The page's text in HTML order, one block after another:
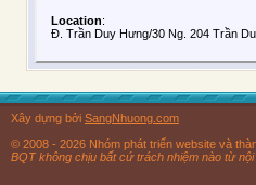
Location:
Đ. Trần Duy Hưng/30 Ng. 204 Trần
Xây dựng bởi SangNhuong.com
© 2008 - 2026 Nhóm phát triển website và
BQT không chịu bất cứ trách nhiệm nào từ nội